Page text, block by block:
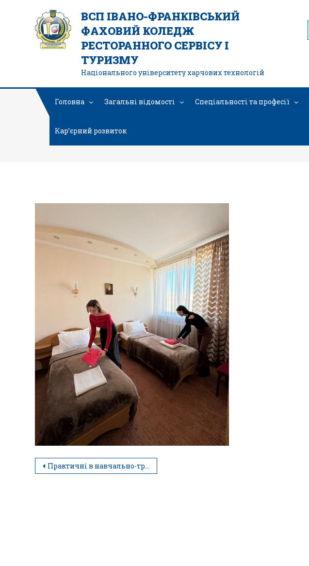
ВСП ІВАНО-ФРАНКІВСЬКИЙ
ФАХОВИЙ КОЛЕДЖ
РЕСТОРАННОГО СЕРВІСУ І
ТУРИЗМУ
Національного університету харчових технологій
Головна Загальні відомості Спеціальності та професії
Кар’єрний розвиток
Практичні в навчально-тренувальному готелі «Гостинність»